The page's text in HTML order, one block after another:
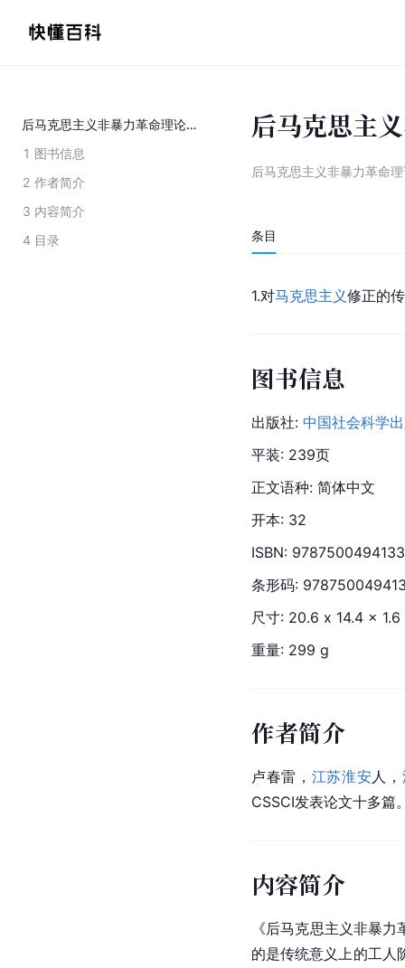
后马克思主义非暴力革命理论研究
1 图书信息
2 作者简介
3 内容简介
4 目录
后马克思主
后马克思主义非暴力革命
条目
1.对马克思主义修正的
图书信息
出版社: 中国社会科学
平装: 239页
正文语种: 简体中文
开本: 32
ISBN:
条形码:
尺寸: 20.6 x 14.4 x
重量: 299 g
作者简介
卢春雷， 江苏淮安人，
CSSCI发表论文十多篇
内容简介
《后马克思主义非暴
的是传统意义上的工人